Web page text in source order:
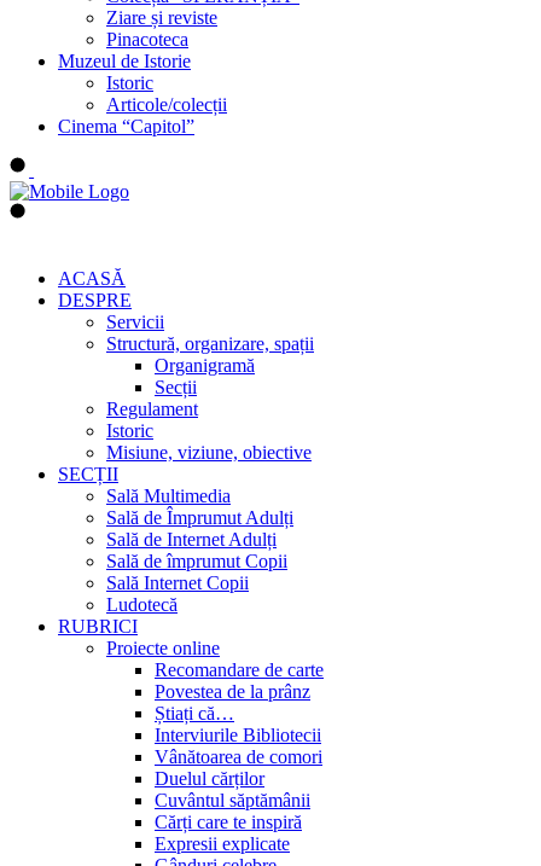
Ziare și reviste
Pinacoteca
Muzeul de Istorie
Istoric
Articole/colecții
Cinema “Capitol”
ACASĂ
DESPRE
Servicii
Structură, organizare, spații
Organigramă
Secții
Regulament
Istoric
Misiune, viziune, obiective
SECȚII
Sală Multimedia
Sală de Împrumut Adulți
Sală de Internet Adulți
Sală de împrumut Copii
Sală Internet Copii
Ludotecă
RUBRICI
Proiecte online
Recomandare de carte
Povestea de la prânz
Știați că…
Interviurile Bibliotecii
Vânătoarea de comori
Duelul cărților
Cuvântul săptămânii
Cărți care te inspiră
Expresii explicate